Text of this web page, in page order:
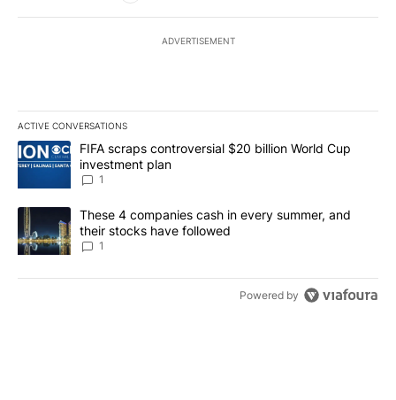
ADVERTISEMENT
ACTIVE CONVERSATIONS
The following is a list of the most commented articles in the last
A trending article titled "FIFA scraps controversial $20 billion
FIFA scraps controversial $20 billion World Cup
investment plan
1
A trending article titled "These 4 companies cash in every
These 4 companies cash in every summer, and
their stocks have followed
1
Powered by